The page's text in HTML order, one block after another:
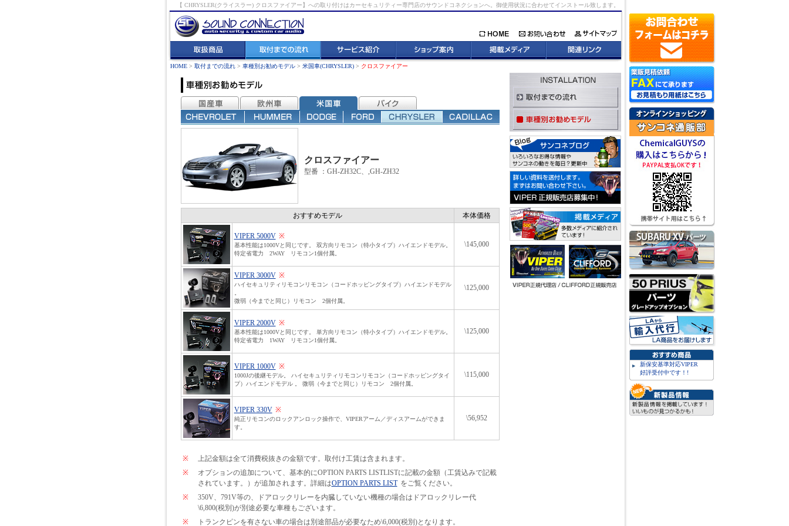
【 CHRYSLER(クライスラー) クロスファイアー】への取り付けはカーセキュリティー専門店のサウンドコネクションへ。御使用状況に合わせてインストール致します。
HOME > 取付までの流れ > 車種別お勧めモデル > 米国車(CHRYSLER) > クロスファイアー
クロスファイアー
型番 ：GH-ZH32C、,GH-ZH32
おすすめモデル 本体価格
VIPER 5000V ※
基本性能は1000Vと同じです。 双方向リモコン（特小タイプ）ハイエンドモデル。
特定省電力 2WAY リモコン1個付属。
\145,000
VIPER 3000V ※
ハイセキュリティリモコンリモコン（コードホッピングタイプ）ハイエンドモデル
微弱（今までと同じ）リモコン 2個付属。
\125,000
VIPER 2000V ※
基本性能は1000Vと同じです。 単方向リモコン（特小タイプ）ハイエンドモデル。
特定省電力 1WAY リモコン1個付属。
\125,000
VIPER 1000V ※
1000Jの後継モデル。 ハイセキュリティリモコンリモコン（コードホッピングタイ
プ）ハイエンドモデル 。 微弱（今までと同じ）リモコン 2個付属。
\115,000
VIPER 330V ※
純正リモコンのロックアンロック操作で、VIPERアーム／ディスアームができま
す。
\56,952
※
上記金額は全て消費税抜きの金額です。取付け工賃は含まれます。
※
オプションの追加について、基本的にOPTION PARTS LISTLISTに記載の金額（工賃込みで記載
されています。）が追加されます。詳細はOPTION PARTS LIST をご覧ください。
※
350V、791V等の、ドアロックリレーを内臓していない機種の場合はドアロックリレー代
\6,800(税別)が別途必要な車種もございます。
※
トランクピンを有さない車の場合は別途部品が必要なため\6,000(税別)となります。
新保安基準対応VIPER
好評受付中です！!